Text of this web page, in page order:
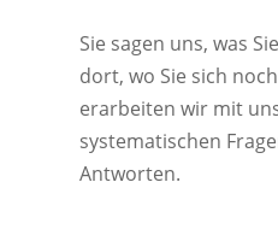
Sie sagen uns, was
dort, wo Sie sich
erarbeiten wir mit
systematischen
Antworten.